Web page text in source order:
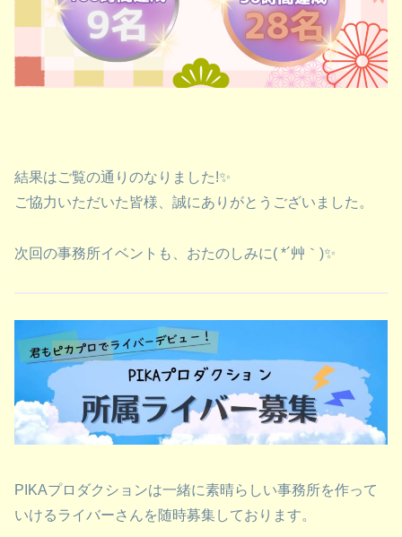
結果はご覧の通りのなりました!✨
ご協力いただいた皆様、誠にありがとうございました。
次回の事務所イベントも、おたのしみに( *´艸｀)✨
PIKAプロダクションは一緒に素晴らしい事務所を作って
いけるライバーさんを随時募集しております。